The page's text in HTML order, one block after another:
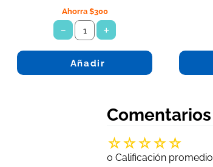
Ahorra $300
＋
－
Añadir
Comentarios
☆☆☆☆☆
0 Calificación promedio